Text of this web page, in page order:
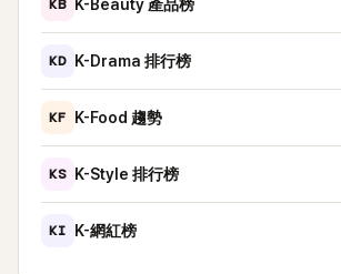
KB K-Beauty 產品榜
KD K-Drama 排行榜
KF K-Food 趨勢
KS K-Style 排行榜
KI K-網紅榜